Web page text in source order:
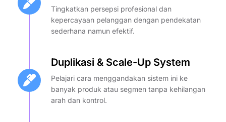
Tingkatkan persepsi profesional dan
kepercayaan pelanggan dengan pendekatan
sederhana namun efektif.
Duplikasi & Scale-Up System
Pelajari cara menggandakan sistem ini ke
banyak produk atau segmen tanpa kehilangan
arah dan kontrol.